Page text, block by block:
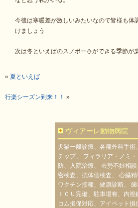
今後は寒暖差が激しいみたいなので皆様も体
けましょう
次は冬といえばのスノボー⛄ができる季節が
« 夏といえば
行楽シーズン到来！！ »
ヴィアーレ動物病院
犬猫一般診療、各種外科手術
チップ、 フィラリア・ノミ
防、入院治療、 去勢不妊相
密検査、抗体価検査、 心臓精
ワクチン接種、健康診断、 歯
ＩＣＵ完備、駐車場有、内視
コム損保対応、アイペット損